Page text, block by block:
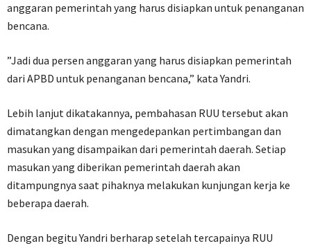
anggaran pemerintah yang harus disiapkan untuk penanganan
bencana.
”Jadi dua persen anggaran yang harus disiapkan pemerintah
dari APBD untuk penanganan bencana,” kata Yandri.
Lebih lanjut dikatakannya, pembahasan RUU tersebut akan
dimatangkan dengan mengedepankan pertimbangan dan
masukan yang disampaikan dari pemerintah daerah. Setiap
masukan yang diberikan pemerintah daerah akan
ditampungnya saat pihaknya melakukan kunjungan kerja ke
beberapa daerah.
Dengan begitu Yandri berharap setelah tercapainya RUU